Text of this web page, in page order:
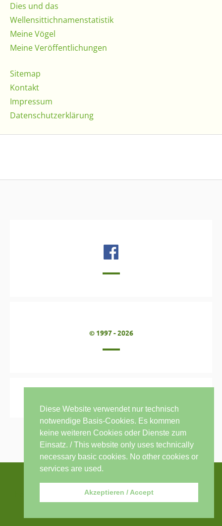
Dies und das
Wellensittichnamenstatistik
Meine Vögel
Meine Veröffentlichungen
Sitemap
Kontakt
Impressum
Datenschutzerklärung
© 1997 - 2026
Thema: Sensible vonmodernthemes.net
Diese Website verwendet nur technisch
notwendige Basis-Cookies. Es kommen
keine weiteren Cookies oder Dienste zum
Einsatz. / This website only uses technically
necessary basic cookies. No other cookies or
services are used.
Akzeptieren / Accept